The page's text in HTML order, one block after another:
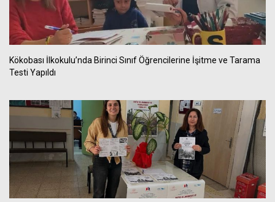
Kökobası İlkokulu’nda Birinci Sınıf Öğrencilerine İşitme ve Tarama
Testi Yapıldı